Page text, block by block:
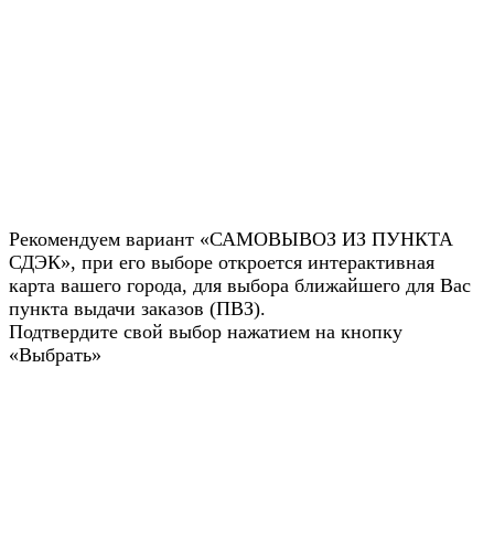
Рекомендуем вариант «САМОВЫВОЗ ИЗ ПУНКТА
СДЭК», при его выборе откроется интерактивная
карта вашего города, для выбора ближайшего для Вас
пункта выдачи заказов (ПВЗ).
Подтвердите свой выбор нажатием на кнопку
«Выбрать»